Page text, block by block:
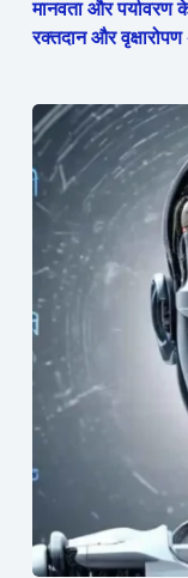
मानवता और पर्यावरण
रक्तदान और